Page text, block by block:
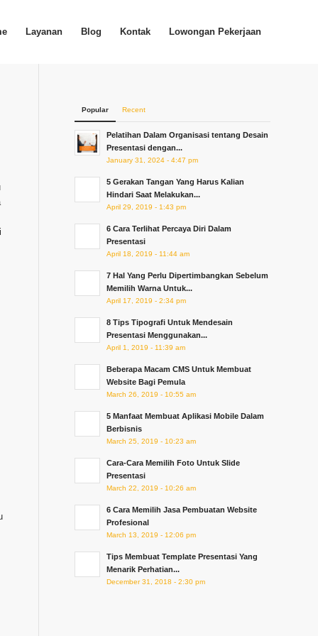
Layanan Blog Kontak Lowongan Pekerjaan
Popular Recent
Pelatihan Dalam Organisasi tentang Desain
Presentasi dengan...
January 31, 2024 - 4:47 pm
5 Gerakan Tangan Yang Harus Kalian
Hindari Saat Melakukan...
April 29, 2019 - 1:43 pm
6 Cara Terlihat Percaya Diri Dalam
Presentasi
April 18, 2019 - 11:44 am
7 Hal Yang Perlu Dipertimbangkan Sebelum
Memilih Warna Untuk...
April 17, 2019 - 2:34 pm
8 Tips Tipografi Untuk Mendesain
Presentasi Menggunakan...
April 1, 2019 - 11:39 am
Beberapa Macam CMS Untuk Membuat
Website Bagi Pemula
March 26, 2019 - 10:55 am
5 Manfaat Membuat Aplikasi Mobile Dalam
Berbisnis
March 25, 2019 - 10:23 am
Cara-Cara Memilih Foto Untuk Slide
Presentasi
March 22, 2019 - 10:26 am
6 Cara Memilih Jasa Pembuatan Website
Profesional
March 13, 2019 - 12:06 pm
Tips Membuat Template Presentasi Yang
Menarik Perhatian...
December 31, 2018 - 2:30 pm